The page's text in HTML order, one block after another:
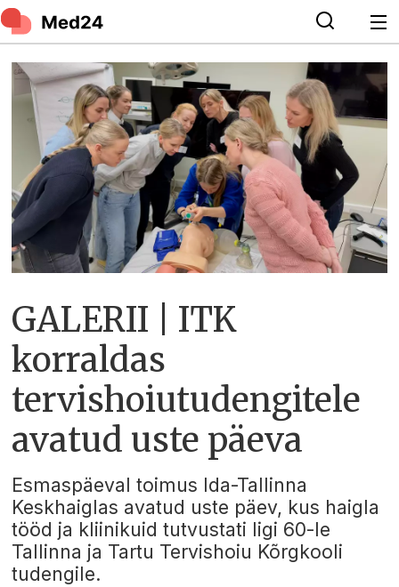
GALERII | ITK
korraldas
tervishoiutudengitele
avatud uste päeva
Esmaspäeval toimus Ida-Tallinna
Keskhaiglas avatud uste päev, kus haigla
tööd ja kliinikuid tutvustati ligi 60-le
Tallinna ja Tartu Tervishoiu Kõrgkooli
tudengile.